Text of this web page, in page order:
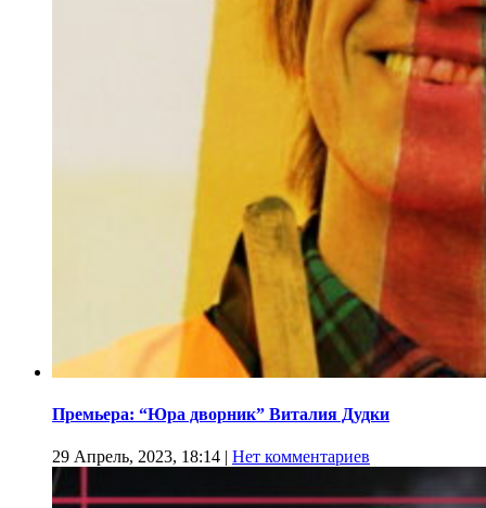
Премьера: “Юра дворник” Виталия Дудки
29 Апрель, 2023, 18:14 | Нет комментариев